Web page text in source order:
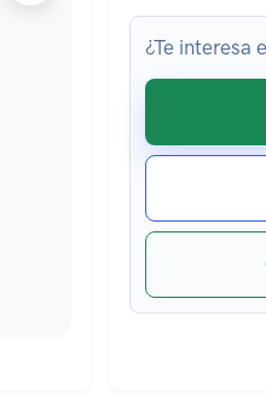
¿Te interesa